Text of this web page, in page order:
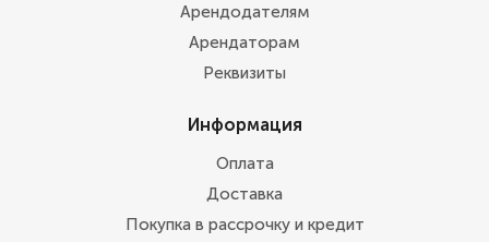
Арендодателям
Арендаторам
Реквизиты
Информация
Оплата
Доставка
Покупка в рассрочку и кредит